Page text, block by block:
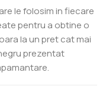
le folosim in fiecare
pentru a obtine o
la un pret cat mai
prezentat